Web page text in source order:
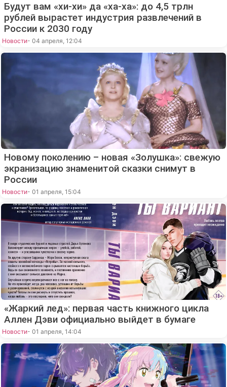
Будут вам «хи-хи» да «ха-ха»: до 4,5 трлн
рублей вырастет индустрия развлечений в
России к 2030 году
Новости- 04 апреля, 12:04
Новому поколению – новая «Золушка»: свежую
экранизацию знаменитой сказки снимут в
России
Новости- 01 апреля, 15:04
«Жаркий лед»: первая часть книжного цикла
Аллен Дэви официально выйдет в бумаге
Новости- 01 апреля, 14:04